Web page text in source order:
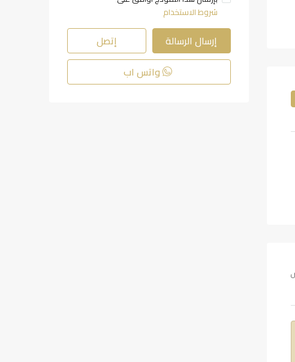
شروط الاستخدام
إرسال الرسالة
إتصل
واتس اب